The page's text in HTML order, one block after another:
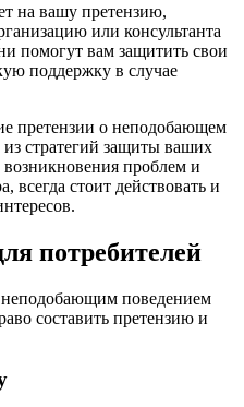
на вашу претензию,
или консультанта
помогут вам защитить свои
поддержку в случае
претензии о неподобающем
стратегий защиты ваших
возникновения проблем и
всегда стоит действовать и
потребителей
поведением
составить претензию и